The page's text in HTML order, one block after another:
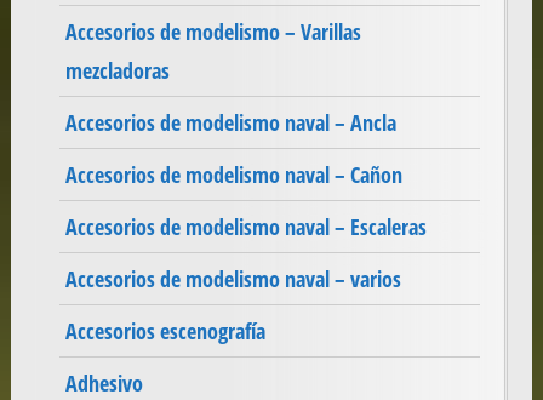
Accesorios de modelismo – Varillas
mezcladoras
Accesorios de modelismo naval – Ancla
Accesorios de modelismo naval – Cañon
Accesorios de modelismo naval – Escaleras
Accesorios de modelismo naval – varios
Accesorios escenografía
Adhesivo